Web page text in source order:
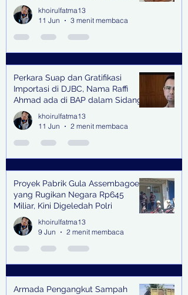
oleh Keterangan Saksi Kunci
khoirulfatma13
11 Jun
3 menit membaca
Perkara Suap dan Gratifikasi
Importasi di DJBC, Nama Raffi
Ahmad ada di BAP dalam Sidang
khoirulfatma13
11 Jun
2 menit membaca
Proyek Pabrik Gula Assembagoes
yang Rugikan Negara Rp645
Miliar, Kini Digeledah Polri
khoirulfatma13
9 Jun
2 menit membaca
Armada Pengangkut Sampah